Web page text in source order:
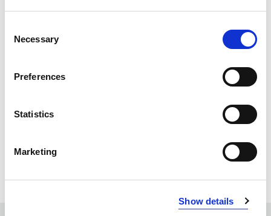
Selection
Necessary
Preferences
Statistics
Marketing
Show details
od ręki. Mag. Centralny — stan magazynu centralnego
charakter orientacyjny.